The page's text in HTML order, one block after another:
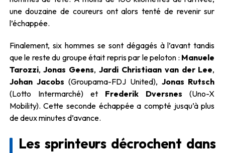
une douzaine de coureurs ont alors tenté de revenir sur
l’échappée.
Finalement, six hommes se sont dégagés à l’avant tandis
que le reste du groupe était repris par le peloton : Manuele
Tarozzi,Jonas Geens,Jardi Christiaan van der Lee,
Johan Jacobs (Groupama-FDJ United), Jonas Rutsch
(Lotto Intermarché) et Frederik Dversnes (Uno-X
Mobility). Cette seconde échappée a compté jusqu’à plus
de deux minutes d’avance.
Les sprinteurs décrochent dans